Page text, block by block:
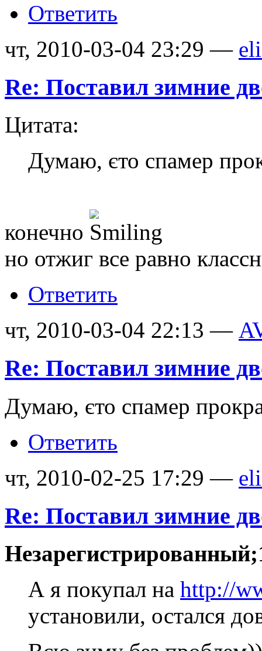
Ответить
чт, 2010-03-04 23:29 —
Re: Поставил зимние
Цитата:
Думаю, єто спамер
конечно
но отжиг все равно
Ответить
чт, 2010-03-04 22:13 —
Re: Поставил зимние
Думаю, єто спамер
Ответить
чт, 2010-02-25 17:29 —
Re: Поставил зимние
А я покупал на http://
установили, остался